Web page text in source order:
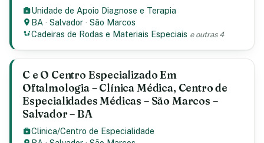
Unidade de Apoio Diagnose e Terapia
BA ·Salvador ·São Marcos
Cadeiras de Rodas e Materiais Especiais e outras 4
C e O Centro Especializado Em
Oftalmologia – Clínica Médica, Centro de
Especialidades Médicas – São Marcos –
Salvador – BA
Clinica/Centro de Especialidade